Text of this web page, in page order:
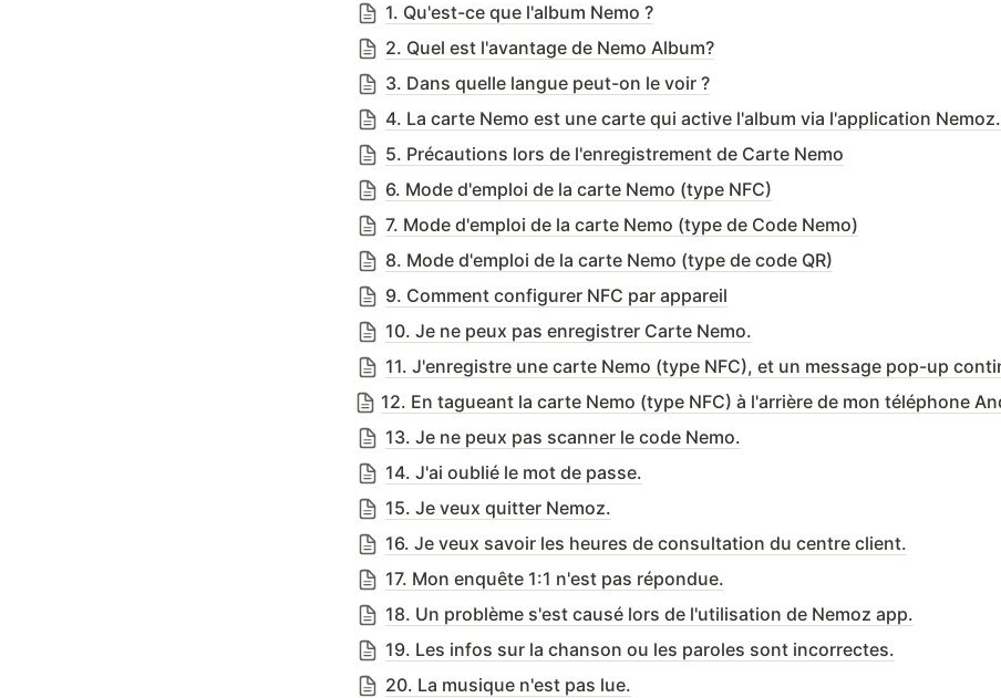
1. Qu'est-ce que l'album Nemo ?
2. Quel est l'avantage de Nemo Album?
3. Dans quelle langue peut-on le voir ?
4. La carte Nemo est une carte qui active l'album via l'application Nemoz.
5. Précautions lors de l'enregistrement de Carte Nemo
6. Mode d'emploi de la carte Nemo (type NFC)
7. Mode d'emploi de la carte Nemo (type de Code Nemo)
8. Mode d'emploi de la carte Nemo (type de code QR)
9. Comment configurer NFC par appareil
10. Je ne peux pas enregistrer Carte Nemo.
13. Je ne peux pas scanner le code Nemo.
14. J'ai oublié le mot de passe.
15. Je veux quitter Nemoz.
16. Je veux savoir les heures de consultation du centre client.
17. Mon enquête 1:1 n'est pas répondue.
18. Un problème s'est causé lors de l'utilisation de Nemoz app.
19. Les infos sur la chanson ou les paroles sont incorrectes.
20. La musique n'est pas lue.